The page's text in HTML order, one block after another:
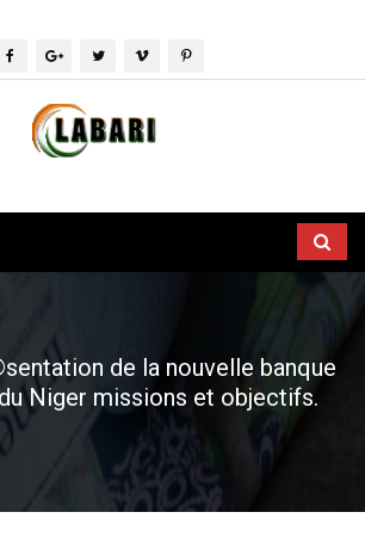
de la nouvelle banque
Niger missions et objectifs.